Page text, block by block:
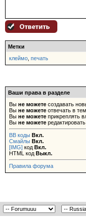
Метки
клеймо печать
Ваши права в разделе
Вы не можете создавать
Вы не можете отвечать в
Вы не можете прикреплять
Вы не можете
BB коды Вкл.
Смайлы Вкл.
[IMG] код Вкл.
HTML код Выкл.
Правила форума